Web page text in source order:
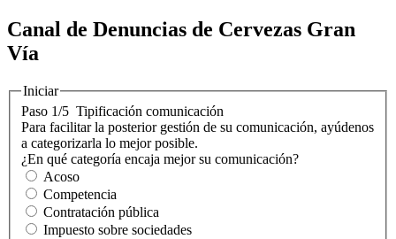
Canal de Denuncias de Cervezas Gran
Vía
Iniciar
Paso 1/5 Tipificación comunicación
Para facilitar la posterior gestión de su comunicación, ayúdenos
a categorizarla lo mejor posible.
¿En qué categoría encaja mejor su comunicación?
Acoso
Competencia
Contratación pública
Impuesto sobre sociedades